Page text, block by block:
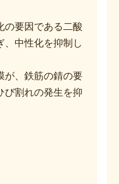
の要因である二酸
、中性化を抑制し
が、鉄筋の錆の要
び割れの発生を抑